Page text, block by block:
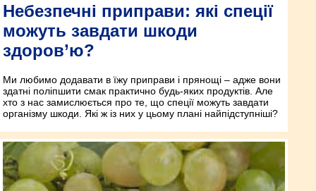
Небезпечні приправи: які спеції
можуть завдати шкоди
здоров’ю?
Ми любимо додавати в їжу приправи і прянощі – адже вони
здатні поліпшити смак практично будь-яких продуктів. Але
хто з нас замислюється про те, що спеції можуть завдати
організму шкоди. Які ж із них у цьому плані найпідступніші?